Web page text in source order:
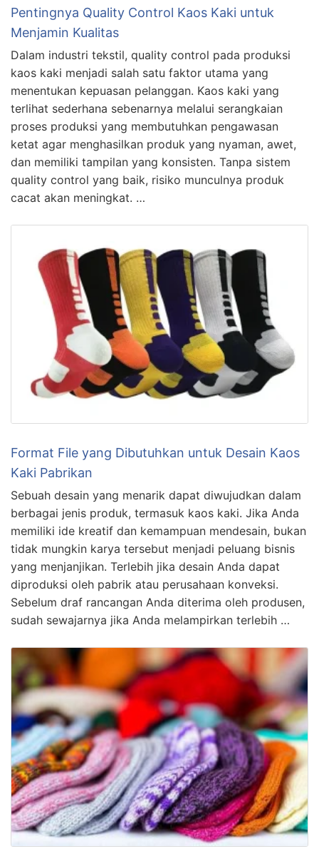
Pentingnya Quality Control Kaos Kaki untuk
Menjamin Kualitas
Dalam industri tekstil, quality control pada produksi
kaos kaki menjadi salah satu faktor utama yang
menentukan kepuasan pelanggan. Kaos kaki yang
terlihat sederhana sebenarnya melalui serangkaian
proses produksi yang membutuhkan pengawasan
ketat agar menghasilkan produk yang nyaman, awet,
dan memiliki tampilan yang konsisten. Tanpa sistem
quality control yang baik, risiko munculnya produk
cacat akan meningkat. …
Format File yang Dibutuhkan untuk Desain Kaos
Kaki Pabrikan
Sebuah desain yang menarik dapat diwujudkan dalam
berbagai jenis produk, termasuk kaos kaki. Jika Anda
memiliki ide kreatif dan kemampuan mendesain, bukan
tidak mungkin karya tersebut menjadi peluang bisnis
yang menjanjikan. Terlebih jika desain Anda dapat
diproduksi oleh pabrik atau perusahaan konveksi.
Sebelum draf rancangan Anda diterima oleh produsen,
sudah sewajarnya jika Anda melampirkan terlebih …